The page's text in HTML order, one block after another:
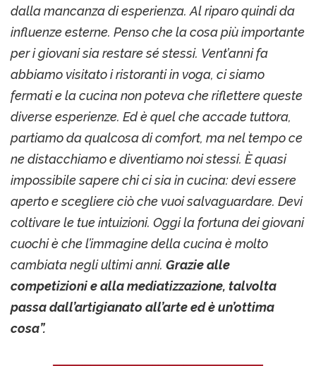
dalla mancanza di esperienza. Al riparo quindi da
influenze esterne. Penso che la cosa più importante
per i giovani sia restare sé stessi. Vent’anni fa
abbiamo visitato i ristoranti in voga, ci siamo
fermati e la cucina non poteva che riflettere queste
diverse esperienze. Ed è quel che accade tuttora,
partiamo da qualcosa di comfort, ma nel tempo ce
ne distacchiamo e diventiamo noi stessi. È quasi
impossibile sapere chi ci sia in cucina: devi essere
aperto e scegliere ciò che vuoi salvaguardare. Devi
coltivare le tue intuizioni. Oggi la fortuna dei giovani
cuochi è che l’immagine della cucina è molto
cambiata negli ultimi anni. Grazie alle
competizioni e alla mediatizzazione, talvolta
passa dall’artigianato all’arte ed è un’ottima
cosa”.